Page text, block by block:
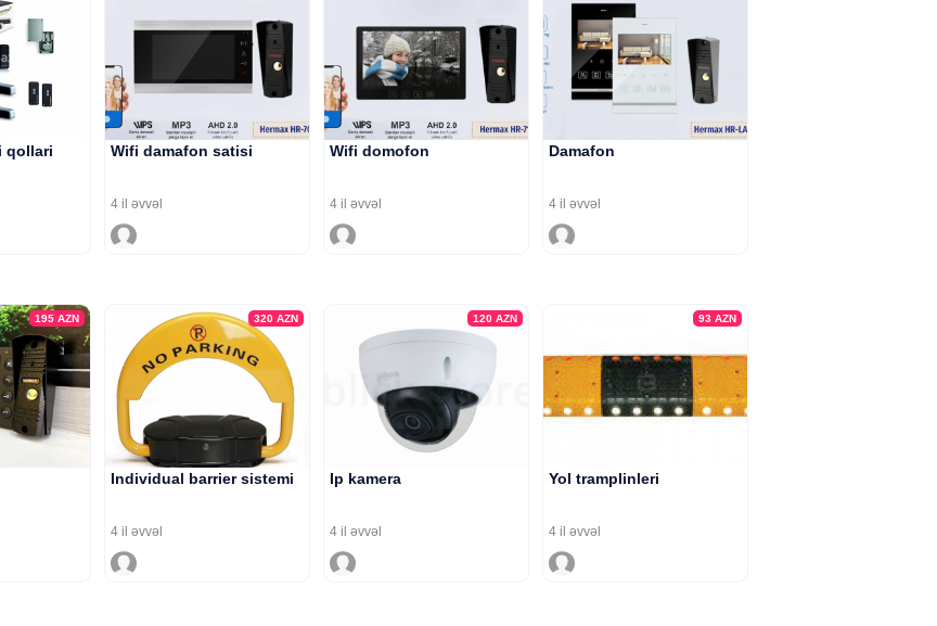
qollari Wifi damafon satisi
4 il əvvəl
Wifi domofon
4 il əvvəl
Damafon
4 il əvvəl
195 AZN 320 AZN
Individual barrier sistemi
4 il əvvəl
120 AZN
Ip kamera
4 il əvvəl
93 AZN
Yol tramplinleri
4 il əvvəl